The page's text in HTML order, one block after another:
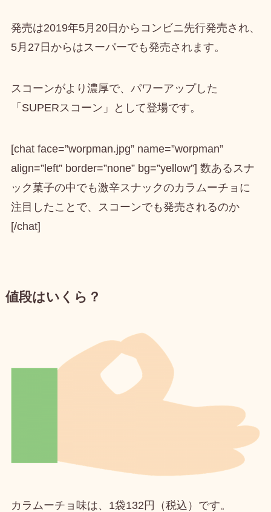
発売は2019年5月20日からコンビニ先行発売され、
5月27日からはスーパーでも発売されます。
スコーンがより濃厚で、パワーアップした
「SUPERスコーン」として登場です。
[chat face=”worpman.jpg” name=”worpman”
align=”left” border=”none” bg=”yellow”] 数あるスナ
ック菓子の中でも激辛スナックのカラムーチョに
注目したことで、スコーンでも発売されるのか
[/chat]
値段はいくら？
カラムーチョ味は、 1袋132円（税込） です。